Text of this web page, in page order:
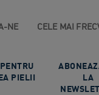
NE CELE MAI
PIELII​
LA